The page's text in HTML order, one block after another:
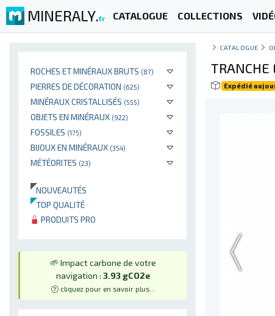
MINERALY.fr CATALOGUE COLLECTIONS
ROCHES ET MINÉRAUX BRUTS (87)
PIERRES DE DÉCORATION (625)
MINÉRAUX CRISTALLISÉS (555)
OBJETS EN MINÉRAUX (922)
FOSSILES (175)
BIJOUX EN MINÉRAUX (354)
MÉTÉORITES (23)
NOUVEAUTÉS
TOP QUALITÉ
PRODUITS PRO
🌱 Impact carbone de votre
navigation : 3.93 gCO2e
cliquez pour en savoir plus...
CATALOGUE
TRANCHE
Expédié